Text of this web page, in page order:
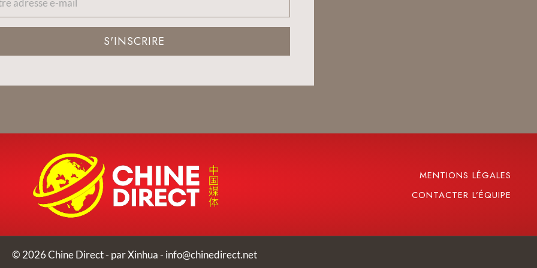
S'INSCRIRE
MENTIONS LÉGALES
CONTACTER L’ÉQUIPE
© 2026 Chine Direct - par Xinhua - info@chinedirect.net